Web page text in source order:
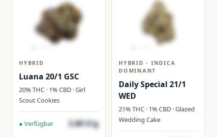
HYBRID
Luana 20/1 GSC
20% THC · 1% CBD · Girl
Scout Cookies
● Verfügbar 3,80 €/g
HYBRID - INDICA
DOMINANT
Daily Special 21/1
WED
21% THC · 1% CBD · Glazed
Wedding Cake